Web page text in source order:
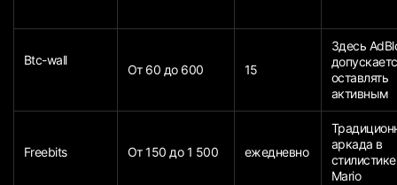
Btc-wall
От 60 до 600 15
Здесь
оставлять
активным
Freebits От 150 до 1 500 ежедневно
аркада в
Mario